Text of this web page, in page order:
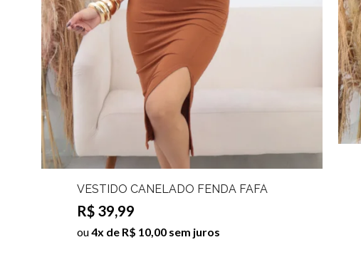
VESTIDO CANELADO FENDA FAFÁ
R$ 39,99
ou4x de R$ 10,00 sem juros